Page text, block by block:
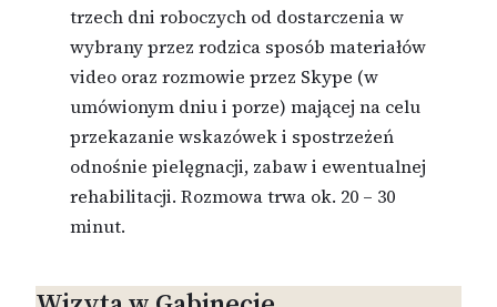
trzech dni roboczych od dostarczenia w
wybrany przez rodzica sposób materiałów
video oraz rozmowie przez Skype (w
umówionym dniu i porze) mającej na celu
przekazanie wskazówek i spostrzeżeń
odnośnie pielęgnacji, zabaw i ewentualnej
rehabilitacji. Rozmowa trwa ok. 20 – 30
minut.